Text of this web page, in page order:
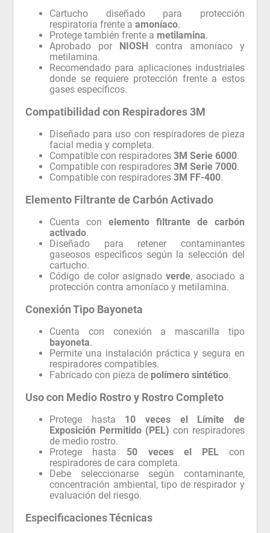
Cartucho diseñado para protección
respiratoria frente aamoníaco.
Protege también frente a metilamina.
Aprobado por NIOSH contra amoníaco y
metilamina.
Recomendado para aplicaciones industriales
donde se requiere protección frente a estos
gases específicos.
Compatibilidad con Respiradores 3M
Diseñado para uso con respiradores de pieza
facial media y completa.
Compatible con respiradores3M Serie 6000.
Compatible con respiradores3M Serie 7000.
Compatible con respiradores3M FF-400.
Elemento Filtrante de Carbón Activado
Cuenta conelemento filtrante de carbón
activado.
Diseñado para retener contaminantes
gaseosos específicos según la selección del
cartucho.
Código de color asignadoverde, asociado a
protección contra amoníaco y metilamina.
Conexión Tipo Bayoneta
Cuenta con conexión a mascarilla tipo
bayoneta.
Permite una instalación práctica y segura en
respiradores compatibles.
Fabricado con pieza de polímero sintético.
Uso con Medio Rostro y Rostro Completo
Protege hasta 10 veces el Límite de
Exposición Permitido (PEL) con respiradores
de medio rostro.
Protege hasta 50 veces el PELcon
respiradores de cara completa.
Debe seleccionarse según contaminante,
concentración ambiental, tipo de respirador y
evaluación del riesgo.
Especificaciones Técnicas